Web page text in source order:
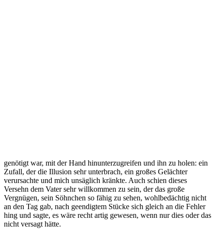
genötigt war, mit der Hand hinunterzugreifen und ihn zu holen: ein
Zufall, der die Illusion sehr unterbrach, ein großes Gelächter
verursachte und mich unsäglich kränkte. Auch schien dieses
Versehn dem Vater sehr willkommen zu sein, der das große
Vergnügen, sein Söhnchen so fähig zu sehen, wohlbedächtig nicht
an den Tag gab, nach geendigtem Stücke sich gleich an die Fehler
hing und sagte, es wäre recht artig gewesen, wenn nur dies oder das
nicht versagt hätte.